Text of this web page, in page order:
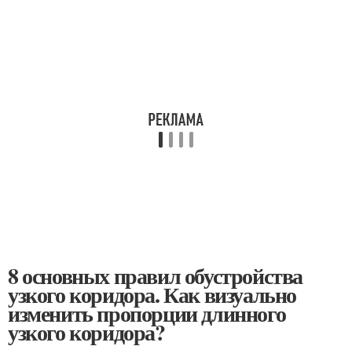
8 основных правил обустройства
узкого коридора. Как визуально
изменить пропорции длинного
узкого коридора?